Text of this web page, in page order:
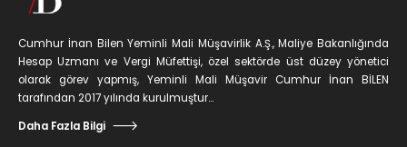
Cumhur İnan Bilen Yeminli Mali Müşavirlik A.Ş., Maliye Bakanlığında
Hesap Uzmanı ve Vergi Müfettişi, özel sektörde üst düzey yönetici
olarak görev yapmış, Yeminli Mali Müşavir Cumhur İnan BİLEN
tarafından 2017 yılında kurulmuştur...
Daha Fazla Bilgi